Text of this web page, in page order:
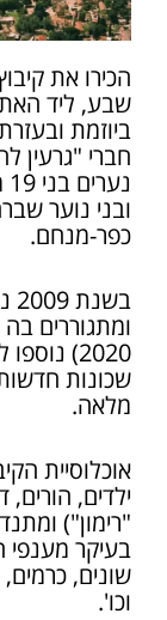
הכירו את
שבע, ליד
חברי "גרעין
ובני נוער
כפר-מנחם.
שכונות
מלאה.
ילדים,
"רימון")
בעיקר
שונים,
וכו'.